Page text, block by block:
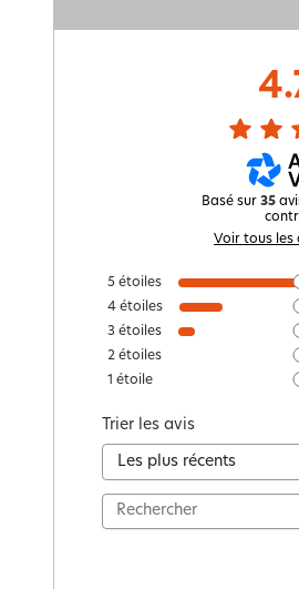
Basé sur 35
Voir tous les
5 étoiles
4 étoiles
3 étoiles
2 étoiles
1 étoile
Trier les avis